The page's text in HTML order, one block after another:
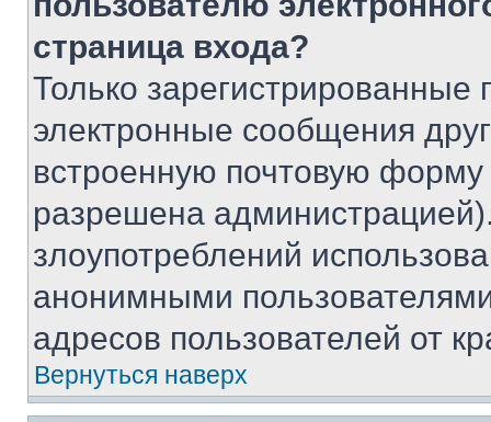
страница входа?
Только зарегистрированные
электронные сообщения
встроенную почтовую
разрешена
злоупотреблений
анонимными
адресов пользователей от
Вернуться наверх